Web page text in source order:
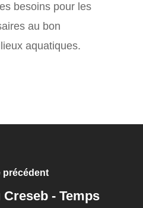
besoins pour les
au bon
aquatiques.
précédent
- Temps